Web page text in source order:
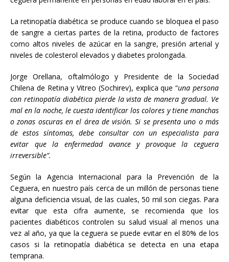
La retinopatía diabética se produce cuando se bloquea el paso
de sangre a ciertas partes de la retina, producto de factores
como altos niveles de azúcar en la sangre, presión arterial y
niveles de colesterol elevados y diabetes prolongada.
Jorge Orellana, oftalmólogo y Presidente de la Sociedad
Chilena de Retina y Vitreo (Sochirev), explica que “una persona
con retinopatía diabética pierde la vista de manera gradual. Ve
mal en la noche, le cuesta identificar los colores y tiene manchas
o zonas oscuras en el área de visión. Si se presenta uno o más
de estos síntomas, debe consultar con un especialista para
evitar que la enfermedad avance y provoque la ceguera
irreversible”.
Según la Agencia Internacional para la Prevención de la
Ceguera, en nuestro país cerca de un millón de personas tiene
alguna deficiencia visual, de las cuales, 50 mil son ciegas. Para
evitar que esta cifra aumente, se recomienda que los
pacientes diabéticos controlen su salud visual al menos una
vez al año, ya que la ceguera se puede evitar en el 80% de los
casos si la retinopatía diabética se detecta en una etapa
temprana.